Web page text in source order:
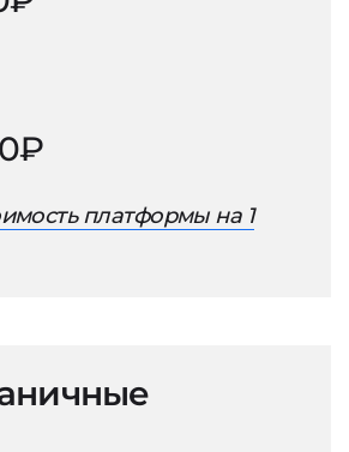
платформы на 1